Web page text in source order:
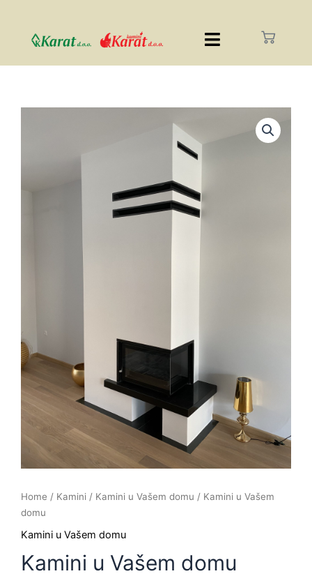
Home / Kamini / Kamini u Vašem domu / Kamini u Vašem
domu
Kamini u Vašem domu
Kamini u Vašem domu